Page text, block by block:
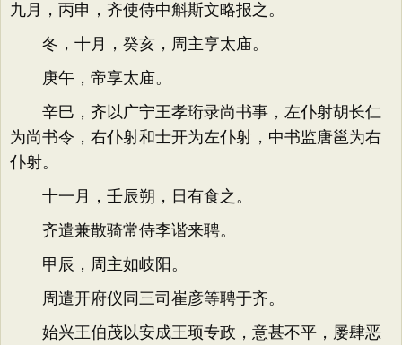
九月，丙申，齐使侍中斛斯文略报之。
冬，十月，癸亥，周主享太庙。
庚午，帝享太庙。
辛巳，齐以广宁王孝珩录尚书事，左仆射胡长仁
为尚书令，右仆射和士开为左仆射，中书监唐邕为右
仆射。
十一月，壬辰朔，日有食之。
齐遣兼散骑常侍李谐来聘。
甲辰，周主如岐阳。
周遣开府仪同三司崔彦等聘于齐。
始兴王伯茂以安成王顼专政，意甚不平，屡肆恶